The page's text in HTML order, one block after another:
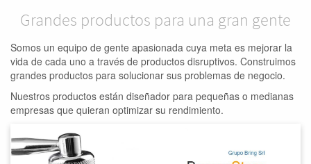
Grandes productos para una gran gente
Somos un equipo de gente apasionada cuya meta es mejorar la
vida de cada uno a través de productos disruptivos. Construimos
grandes productos para solucionar sus problemas de negocio.
Nuestros productos están diseñador para pequeñas o medianas
empresas que quieran optimizar su rendimiento.